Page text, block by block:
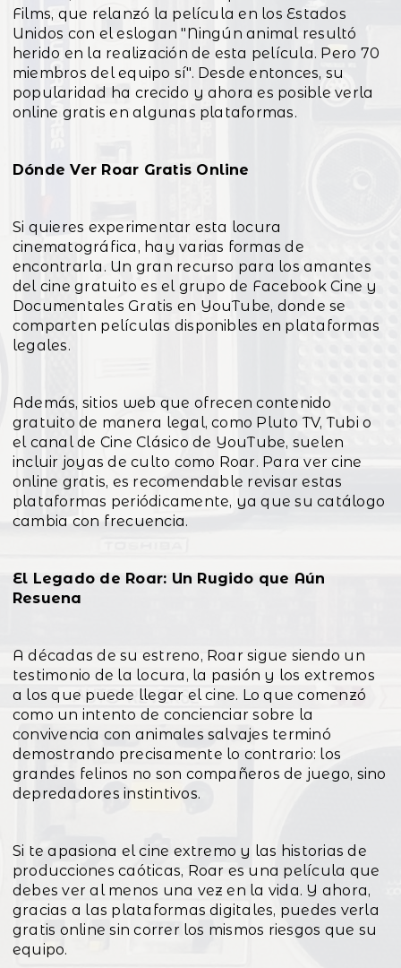
Films, que relanzó la película en los Estados
Unidos con el eslogan "Ningún animal resultó
herido en la realización de esta película. Pero 70
miembros del equipo sí". Desde entonces, su
popularidad ha crecido y ahora es posible verla
online gratis en algunas plataformas.
Dónde Ver Roar Gratis Online
Si quieres experimentar esta locura
cinematográfica, hay varias formas de
encontrarla. Un gran recurso para los amantes
del cine gratuito es el grupo de Facebook Cine y
Documentales Gratis en YouTube, donde se
comparten películas disponibles en plataformas
legales.
Además, sitios web que ofrecen contenido
gratuito de manera legal, como Pluto TV, Tubi o
el canal de Cine Clásico de YouTube, suelen
incluir joyas de culto como Roar. Para ver cine
online gratis, es recomendable revisar estas
plataformas periódicamente, ya que su catálogo
cambia con frecuencia.
El Legado de Roar: Un Rugido que Aún
Resuena
A décadas de su estreno, Roar sigue siendo un
testimonio de la locura, la pasión y los extremos
a los que puede llegar el cine. Lo que comenzó
como un intento de concienciar sobre la
convivencia con animales salvajes terminó
demostrando precisamente lo contrario: los
grandes felinos no son compañeros de juego, sino
depredadores instintivos.
Si te apasiona el cine extremo y las historias de
producciones caóticas, Roar es una película que
debes ver al menos una vez en la vida. Y ahora,
gracias a las plataformas digitales, puedes verla
gratis online sin correr los mismos riesgos que su
equipo.